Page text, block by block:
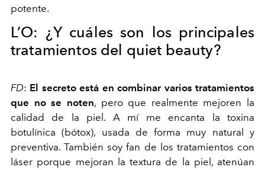
potente.
L’O: ¿Y cuáles son los principales
tratamientos del quiet beauty?
FD: El secreto está en combinar varios tratamientos
que no se noten, pero que realmente mejoren la
calidad de la piel. A mí me encanta la toxina
botulínica (bótox), usada de forma muy natural y
preventiva. También soy fan de los tratamientos con
láser porque mejoran la textura de la piel, atenúan